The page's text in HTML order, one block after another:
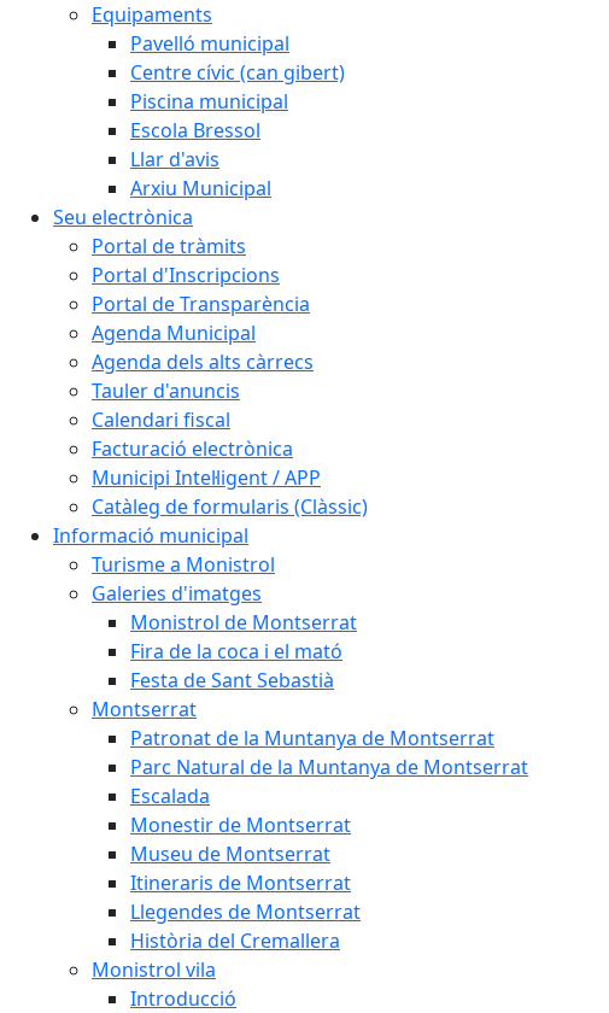
Equipaments
Pavelló municipal
Centre cívic (can gibert)
Piscina municipal
Escola Bressol
Llar d'avis
Arxiu Municipal
Seu electrònica
Portal de tràmits
Portal d'Inscripcions
Portal de Transparència
Agenda Municipal
Agenda dels alts càrrecs
Tauler d'anuncis
Calendari fiscal
Facturació electrònica
Municipi Intel·ligent / APP
Catàleg de formularis (Clàssic)
Informació municipal
Turisme a Monistrol
Galeries d'imatges
Monistrol de Montserrat
Fira de la coca i el mató
Festa de Sant Sebastià
Montserrat
Patronat de la Muntanya de Montserrat
Parc Natural de la Muntanya de Montserrat
Escalada
Monestir de Montserrat
Museu de Montserrat
Itineraris de Montserrat
Llegendes de Montserrat
Història del Cremallera
Monistrol vila
Introducció